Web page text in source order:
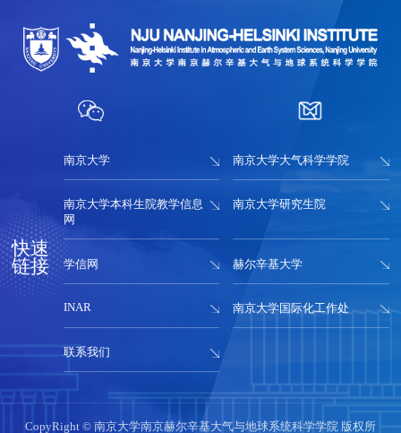
快速
链接
南京大学 南京大学大气科学学院
南京大学本科生院教学信息
网
南京大学研究生院
学信网 赫尔辛基大学
INAR 南京大学国际化工作处
联系我们
CopyRight © 南京大学南京赫尔辛基大气与地球系统科学学院 版权所